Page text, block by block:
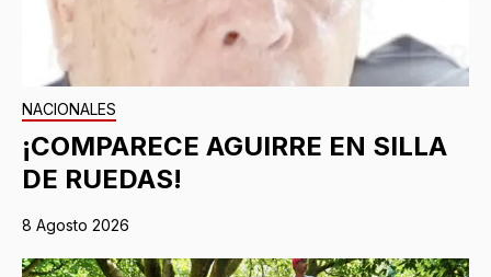
NACIONALES
¡COMPARECE AGUIRRE EN SILLA
DE RUEDAS!
8 Agosto 2026